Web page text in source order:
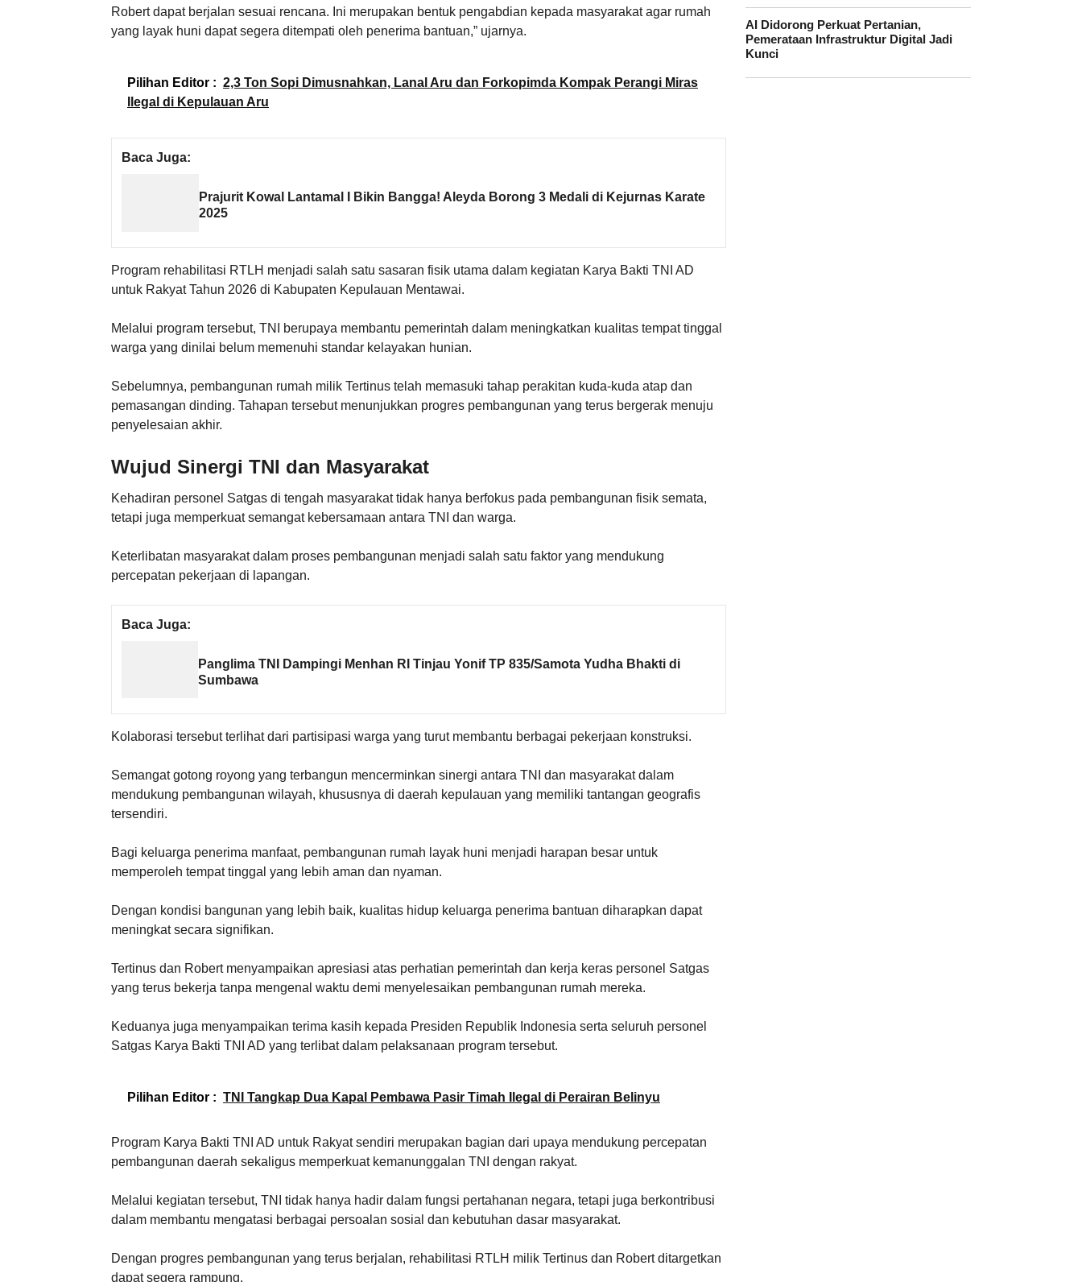
Robert dapat berjalan sesuai rencana. Ini merupakan bentuk pengabdian kepada masyarakat agar rumah
yang layak huni dapat segera ditempati oleh penerima bantuan,” ujarnya.
Pilihan Editor : 2,3 Ton Sopi Dimusnahkan, Lanal Aru dan Forkopimda Kompak Perangi Miras
Ilegal di Kepulauan Aru
Baca Juga:
Prajurit Kowal Lantamal I Bikin Bangga! Aleyda Borong 3 Medali di Kejurnas Karate
2025
Program rehabilitasi RTLH menjadi salah satu sasaran fisik utama dalam kegiatan Karya Bakti TNI AD
untuk Rakyat Tahun 2026 di Kabupaten Kepulauan Mentawai.
Melalui program tersebut, TNI berupaya membantu pemerintah dalam meningkatkan kualitas tempat tinggal
warga yang dinilai belum memenuhi standar kelayakan hunian.
Sebelumnya, pembangunan rumah milik Tertinus telah memasuki tahap perakitan kuda-kuda atap dan
pemasangan dinding. Tahapan tersebut menunjukkan progres pembangunan yang terus bergerak menuju
penyelesaian akhir.
Wujud Sinergi TNI dan Masyarakat
Kehadiran personel Satgas di tengah masyarakat tidak hanya berfokus pada pembangunan fisik semata,
tetapi juga memperkuat semangat kebersamaan antara TNI dan warga.
Keterlibatan masyarakat dalam proses pembangunan menjadi salah satu faktor yang mendukung
percepatan pekerjaan di lapangan.
Baca Juga:
Panglima TNI Dampingi Menhan RI Tinjau Yonif TP 835/Samota Yudha Bhakti di
Sumbawa
Kolaborasi tersebut terlihat dari partisipasi warga yang turut membantu berbagai pekerjaan konstruksi.
Semangat gotong royong yang terbangun mencerminkan sinergi antara TNI dan masyarakat dalam
mendukung pembangunan wilayah, khususnya di daerah kepulauan yang memiliki tantangan geografis
tersendiri.
Bagi keluarga penerima manfaat, pembangunan rumah layak huni menjadi harapan besar untuk
memperoleh tempat tinggal yang lebih aman dan nyaman.
Dengan kondisi bangunan yang lebih baik, kualitas hidup keluarga penerima bantuan diharapkan dapat
meningkat secara signifikan.
Tertinus dan Robert menyampaikan apresiasi atas perhatian pemerintah dan kerja keras personel Satgas
yang terus bekerja tanpa mengenal waktu demi menyelesaikan pembangunan rumah mereka.
Keduanya juga menyampaikan terima kasih kepada Presiden Republik Indonesia serta seluruh personel
Satgas Karya Bakti TNI AD yang terlibat dalam pelaksanaan program tersebut.
Pilihan Editor : TNI Tangkap Dua Kapal Pembawa Pasir Timah Ilegal di Perairan Belinyu
Program Karya Bakti TNI AD untuk Rakyat sendiri merupakan bagian dari upaya mendukung percepatan
pembangunan daerah sekaligus memperkuat kemanunggalan TNI dengan rakyat.
Melalui kegiatan tersebut, TNI tidak hanya hadir dalam fungsi pertahanan negara, tetapi juga berkontribusi
dalam membantu mengatasi berbagai persoalan sosial dan kebutuhan dasar masyarakat.
Dengan progres pembangunan yang terus berjalan, rehabilitasi RTLH milik Tertinus dan Robert ditargetkan
dapat segera rampung.
AI Didorong Perkuat Pertanian,
Pemerataan Infrastruktur Digital Jadi
Kunci